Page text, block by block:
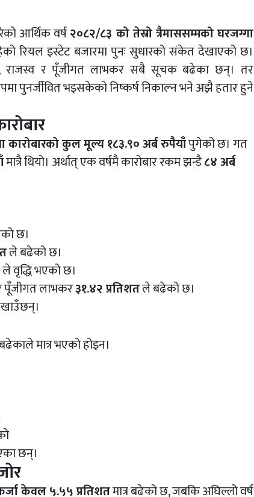
आर्थिक वर्ष२०८२/८३ को तेस्रो त्रैमाससम्मको घरजग्गा
रियल इस्टेट बजारमा पुनः सुधारको संकेत देखाएको छ।
राजस्व र पूँजीगत लाभकर सबै सूचक बढेका छन्। तर
पुनर्जीवित भइसकेको निष्कर्ष निकाल्न भने अझै हतार हुने
कारोबारको कुल मूल्य १८३.९० अर्ब रुपैयाँपुगेको छ। गत
मात्रै थियो। अर्थात् एक वर्षमै कारोबार रकम झन्डै८४ अर्ब
छ।
ले बढेको छ।
ले वृद्धि भएको छ।
पूँजीगत लाभकर३१.४२ प्रतिशतले बढेको छ।
मात्र भएको होइन।
छन्।
केवल ५.५५ प्रतिशतमात्र बढेको छ, जबकि अघिल्लो वर्ष